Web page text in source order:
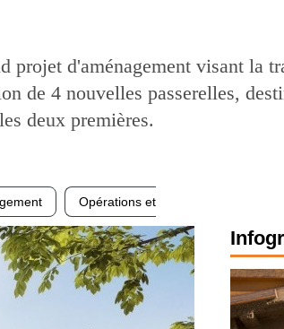
projet d'aménagement visant la
de 4 nouvelles passerelles,
deux premières.
Opérations et